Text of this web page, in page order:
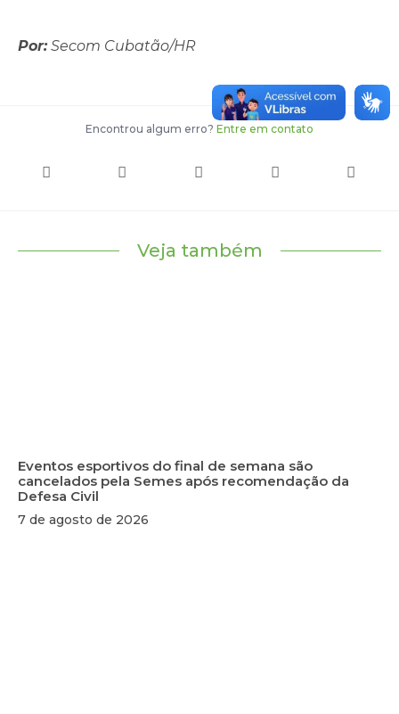
Por:Secom Cubatão/HR
Encontrou algum erro? Entre em contato
Veja também
Eventos esportivos do final de semana são
cancelados pela Semes após recomendação da
Defesa Civil
7 de agosto de 2026